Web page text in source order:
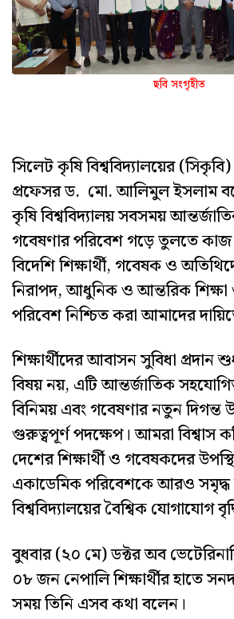
ছবি সংগৃহীত
সিলেট কৃষি বিশ্ববিদ্যালয়ের
প্রফেসর ড. মো. আলিমুল ইসলাম
কৃষি বিশ্ববিদ্যালয় সবসময়
গবেষণার পরিবেশ গড়ে তুলতে কাজ
বিদেশি শিক্ষার্থী, গবেষক ও
নিরাপদ, আধুনিক ও আন্তরিক
পরিবেশ নিশ্চিত করা আমাদের
শিক্ষার্থীদের আবাসন সুবিধা
বিষয় নয়, এটি আন্তর্জাতিক
বিনিময় এবং গবেষণার নতুন দিগন্ত
গুরুত্বপূর্ণ পদক্ষেপ। আমরা বিশ্বাস
দেশের শিক্ষার্থী ও গবেষকদের
একাডেমিক পরিবেশকে আরও
বিশ্ববিদ্যালয়ের বৈশ্বিক যোগাযোগ
বুধবার (২০ মে) ডক্টর অব
০৮ জন নেপালি শিক্ষার্থীর হাতে
সময় তিনি এসব কথা বলেন।